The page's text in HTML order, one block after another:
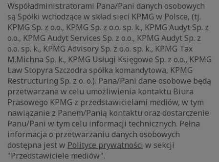
Współadministratorami Pana/Pani danych osobowych
są Spółki wchodzące w skład sieci KPMG w Polsce, (tj.
KPMG Sp. z o.o., KPMG Sp. z o.o. sp. k., KPMG Audyt Sp. z
o.o., KPMG Audyt Services Sp. z o.o., KPMG Audyt Sp. z
o.o. sp. k., KPMG Advisory Sp. z o.o. sp. k., KPMG Tax
M.Michna Sp. k., KPMG Usługi Księgowe Sp. z o.o., KPMG
Law Stopyra Szczodra spółka komandytowa, KPMG
Restructuring Sp. z o. o.). Pana/Pani dane osobowe będą
przetwarzane w celu umożliwienia kontaktu Biura
Prasowego KPMG z przedstawicielami mediów, w tym
nawiązanie z Panem/Panią kontaktu oraz dostarczenie
Panu/Pani w tym celu informacji technicznych. Pełna
informacja o przetwarzaniu danych osobowych
dostępna jest w Polityce prywatności w sekcji
"Przedstawiciele mediów".